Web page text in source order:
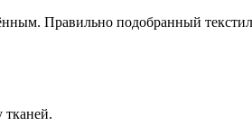
Правильно подобранный
тканей.